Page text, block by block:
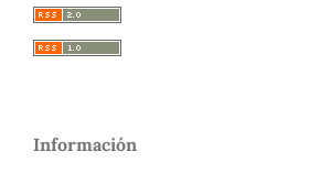
Información